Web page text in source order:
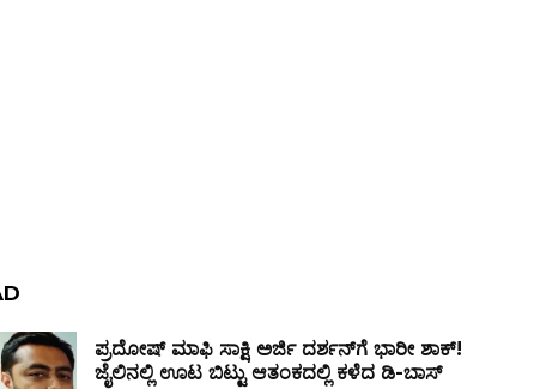
ಪ್ರದೋಷ್ ಮಾಫಿ ಸಾಕ್ಷಿ ಅರ್ಜಿ ದರ್ಶನ್‌ಗೆ ಭಾರೀ ಶಾಕ್!
ಜೈಲಿನಲ್ಲಿ ಊಟ ಬಿಟ್ಟು ಆತಂಕದಲ್ಲಿ ಕಳೆದ ಡಿ-ಬಾಸ್